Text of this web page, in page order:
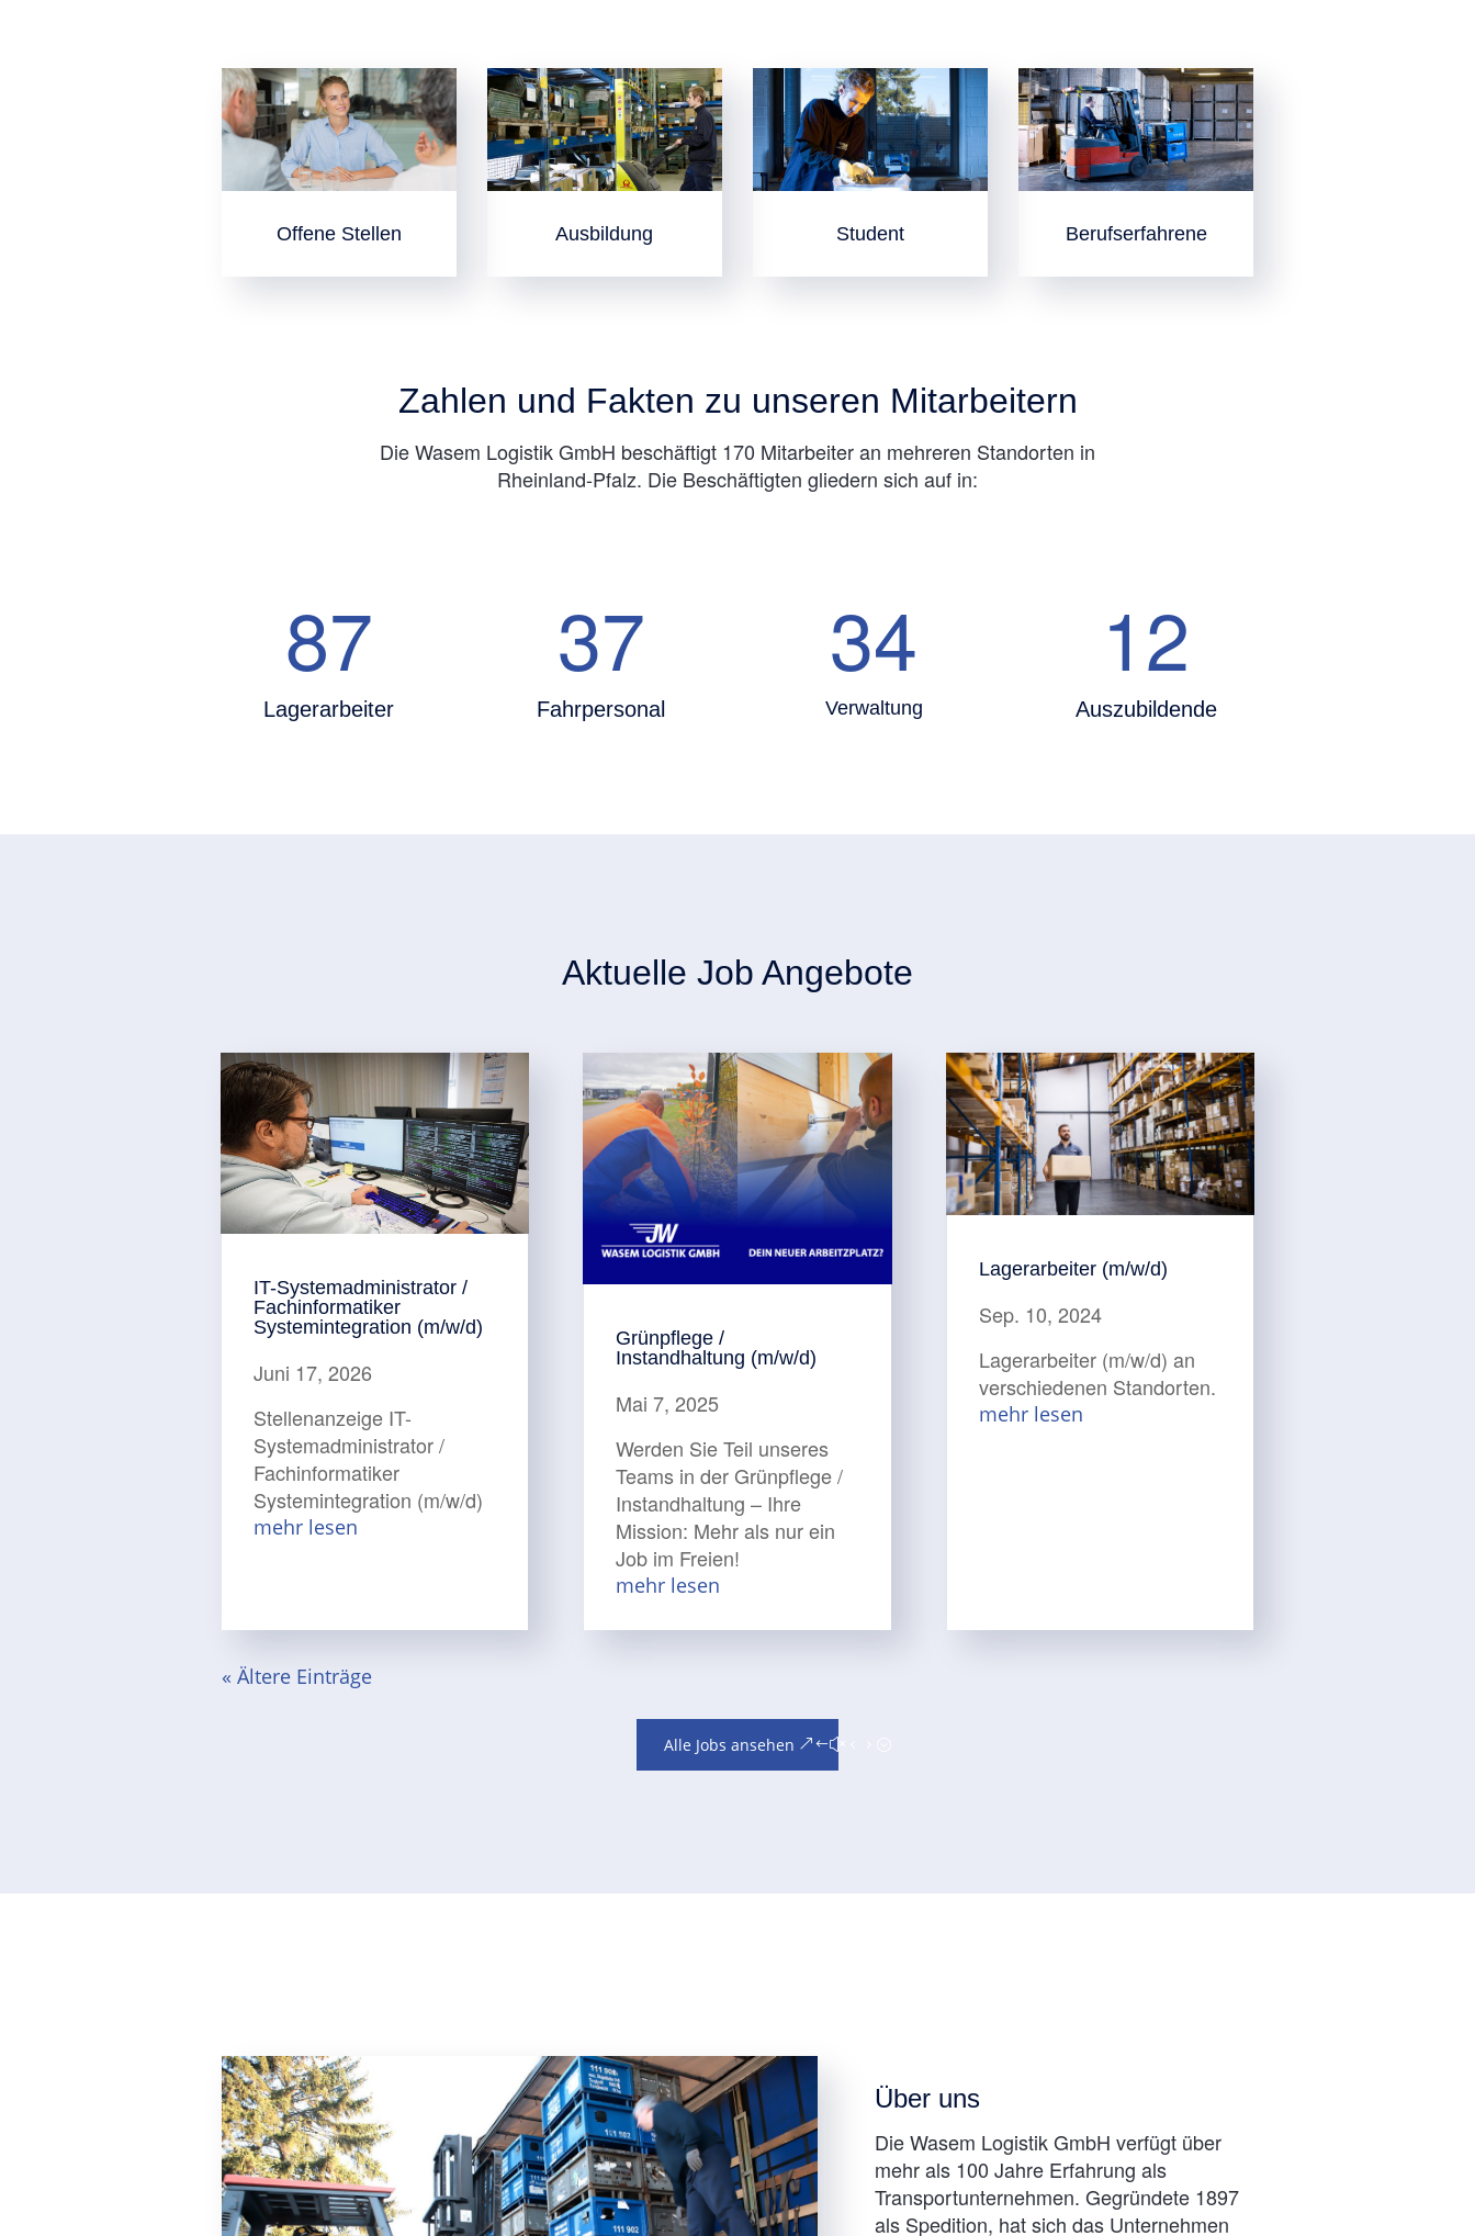
Offene Stellen Ausbildung Student Berufserfahrene
Zahlen und Fakten zu unseren Mitarbeitern
Die Wasem Logistik GmbH beschäftigt 170 Mitarbeiter an mehreren Standorten in
Rheinland-Pfalz. Die Beschäftigten gliedern sich auf in:
87
Lagerarbeiter
37
Fahrpersonal
34
Verwaltung
12
Auszubildende
Aktuelle Job Angebote
IT-Systemadministrator /
Fachinformatiker
Systemintegration (m/w/d)
Juni 17, 2026
Stellenanzeige IT-
Systemadministrator /
Fachinformatiker
Systemintegration (m/w/d)
mehr lesen
Grünpflege /
Instandhaltung (m/w/d)
Mai 7, 2025
Werden Sie Teil unseres
Teams in der Grünpflege /
Instandhaltung – Ihre
Mission: Mehr als nur ein
Job im Freien!
mehr lesen
Lagerarbeiter (m/w/d)
Sep. 10, 2024
Lagerarbeiter (m/w/d) an
verschiedenen Standorten.
mehr lesen
« Ältere Einträge
Alle Jobs ansehen
Über uns
Die Wasem Logistik GmbH verfügt über
mehr als 100 Jahre Erfahrung als
Transportunternehmen. Gegründete 1897
als Spedition, hat sich das Unternehmen